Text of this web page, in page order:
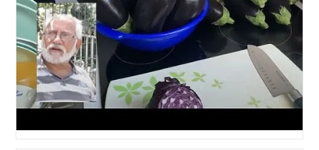
در
آشپزخونه
من